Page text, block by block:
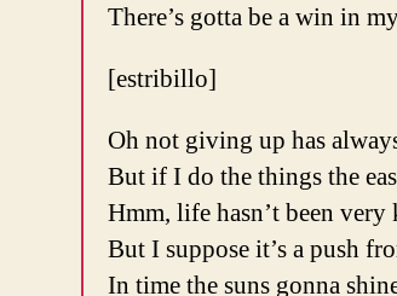
There’s gotta be a win in
[estribillo]
Oh not giving up has
But if I do the things the
Hmm, life hasn’t been
But I suppose it’s a push
In time the suns gonna